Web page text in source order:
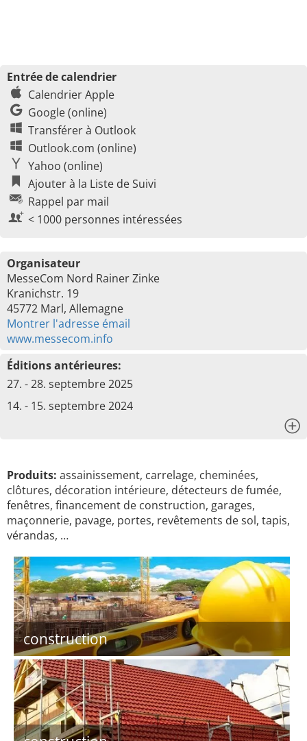
Entrée de calendrier
Calendrier Apple
Google (online)
Transférer à Outlook
Outlook.com (online)
Yahoo (online)
Ajouter à la Liste de Suivi
Rappel par mail
< 1000 personnes intéressées
Organisateur
MesseCom Nord Rainer Zinke
Kranichstr. 19
45772 Marl, Allemagne
Montrer l'adresse émail
www.messecom.info
Éditions antérieures:
27. - 28. septembre 2025
14. - 15. septembre 2024
Produits: assainissement, carrelage, cheminées,
clôtures, décoration intérieure, détecteurs de fumée,
fenêtres, financement de construction, garages,
maçonnerie, pavage, portes, revêtements de sol, tapis,
vérandas, …
construction